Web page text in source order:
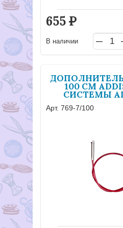
655Р
В наличии
100 СМ
СИСТЕМЫ
Арт. 769-7/100